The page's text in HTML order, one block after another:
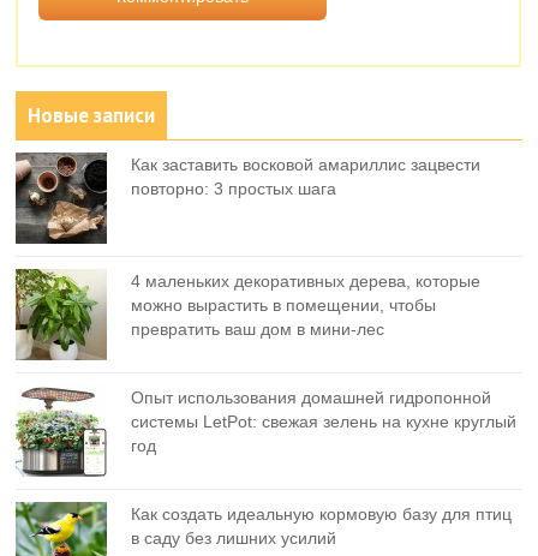
Новые записи
Как заставить восковой амариллис зацвести
повторно: 3 простых шага
4 маленьких декоративных дерева, которые
можно вырастить в помещении, чтобы
превратить ваш дом в мини-лес
Опыт использования домашней гидропонной
системы LetPot: свежая зелень на кухне круглый
год
Как создать идеальную кормовую базу для птиц
в саду без лишних усилий